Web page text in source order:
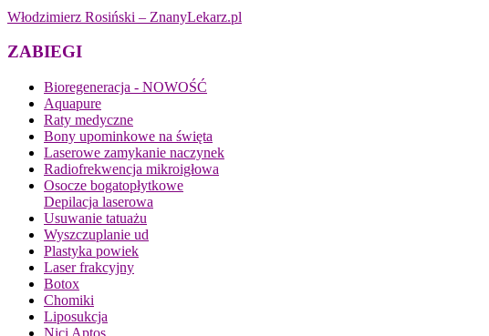
Włodzimierz Rosiński – ZnanyLekarz.pl
ZABIEGI
Bioregeneracja - NOWOŚĆ
Aquapure
Raty medyczne
Bony upominkowe na święta
Laserowe zamykanie naczynek
Radiofrekwencja mikroigłowa
Osocze bogatopłytkowe
Depilacja laserowa
Usuwanie tatuażu
Wyszczuplanie ud
Plastyka powiek
Laser frakcyjny
Botox
Chomiki
Liposukcja
Nici Aptos